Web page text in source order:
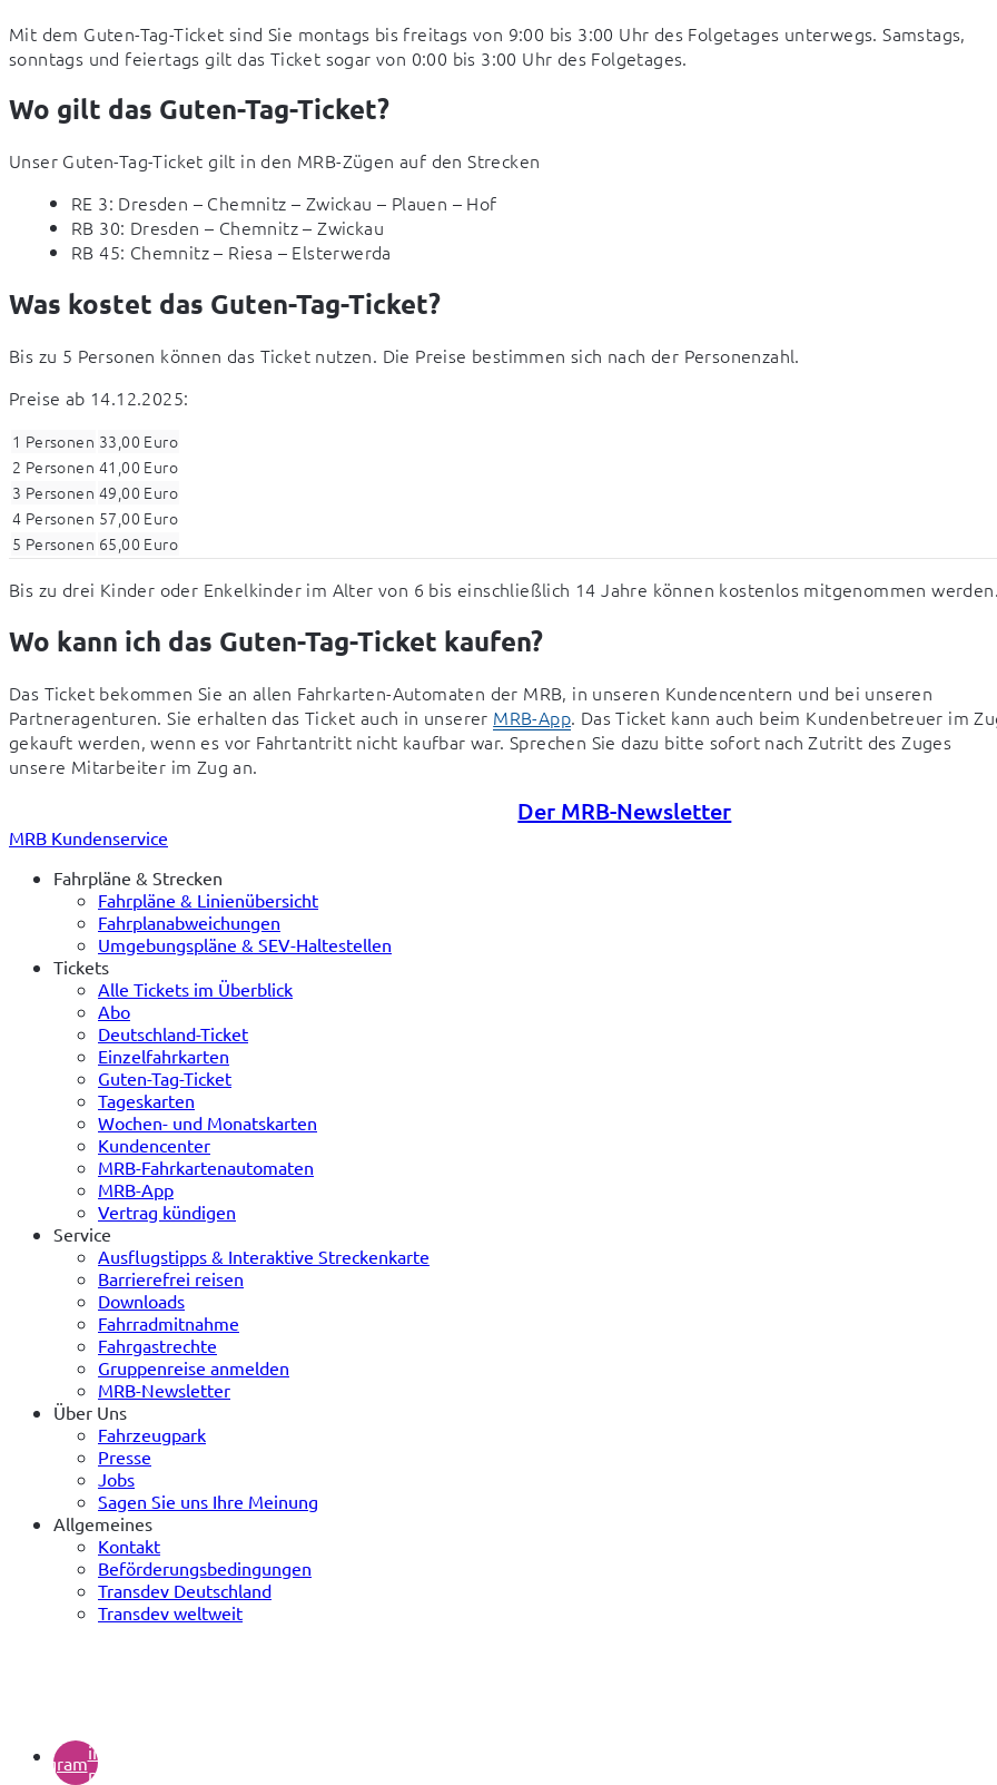
Mit dem Guten-Tag-Ticket sind Sie montags bis freitags von 9:00 bis 3:00 Uhr des Folgetages unterwegs. Samstags,
sonntags und feiertags gilt das Ticket sogar von 0:00 bis 3:00 Uhr des Folgetages.
Wo gilt das Guten-Tag-Ticket?
Unser Guten-Tag-Ticket gilt in den MRB-Zügen auf den Strecken
RE 3: Dresden – Chemnitz – Zwickau – Plauen – Hof
RB 30: Dresden – Chemnitz – Zwickau
RB 45: Chemnitz – Riesa – Elsterwerda
Was kostet das Guten-Tag-Ticket?
Bis zu 5 Personen können das Ticket nutzen. Die Preise bestimmen sich nach der Personenzahl.
Preise ab 14.12.2025:
1 Personen 33,00 Euro
2 Personen 41,00 Euro
3 Personen 49,00 Euro
4 Personen 57,00 Euro
5 Personen 65,00 Euro
Bis zu drei Kinder oder Enkelkinder im Alter von 6 bis einschließlich 14 Jahre können kostenlos mitgenommen
Wo kann ich das Guten-Tag-Ticket kaufen?
Das Ticket bekommen Sie an allen Fahrkarten-Automaten der MRB, in unseren Kundencentern und bei unseren
Partneragenturen. Sie erhalten das Ticket auch in unserer MRB-App. Das Ticket kann auch beim Kundenbetreuer im
gekauft werden, wenn es vor Fahrtantritt nicht kaufbar war. Sprechen Sie dazu bitte sofort nach Zutritt des Zuges
unsere Mitarbeiter im Zug an.
Der MRB-Newsletter
MRB Kundenservice
Fahrpläne & Strecken
Fahrpläne & Linienübersicht
Fahrplanabweichungen
Umgebungspläne & SEV-Haltestellen
Tickets
Alle Tickets im Überblick
Abo
Deutschland-Ticket
Einzelfahrkarten
Guten-Tag-Ticket
Tageskarten
Wochen- und Monatskarten
Kundencenter
MRB-Fahrkartenautomaten
MRB-App
Vertrag kündigen
Service
Ausflugstipps & Interaktive Streckenkarte
Barrierefrei reisen
Downloads
Fahrradmitnahme
Fahrgastrechte
Gruppenreise anmelden
MRB-Newsletter
Über Uns
Fahrzeugpark
Presse
Jobs
Sagen Sie uns Ihre Meinung
Allgemeines
Kontakt
Beförderungsbedingungen
Transdev Deutschland
Transdev weltweit
instagramin
neuem